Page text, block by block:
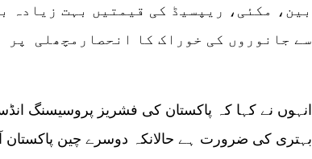
بین، مکئی، ریپسیڈ کی قیمتیں بہت زیادہ
سے جانوروں کی خوراک کا انحصارمچھلی پر
انہوں نے کہا کہ پاکستان کی فشریز پروسیسنگ
بہتری کی ضرورت ہے حالانکہ دوسرے چین پاکستان